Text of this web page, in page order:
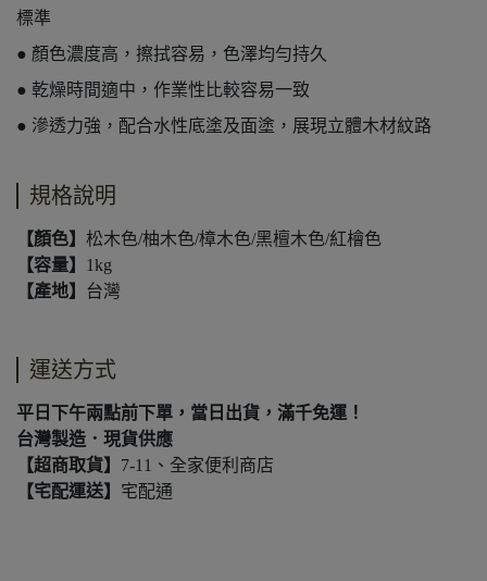
標準
● 顏色濃度高，擦拭容易，色澤均勻持久
● 乾燥時間適中，作業性比較容易一致
● 滲透力強，配合水性底塗及面塗，展現立體木材紋路
規格說明
【顏色】 松木色/柚木色/樟木色/黑檀木色/紅檜色
【容量】 1kg
【產地】 台灣
運送方式
平日下午兩點前下單，當日出貨，滿千免運！
台灣製造．現貨供應
【超商取貨】 7-11、全家便利商店
【宅配運送】 宅配通